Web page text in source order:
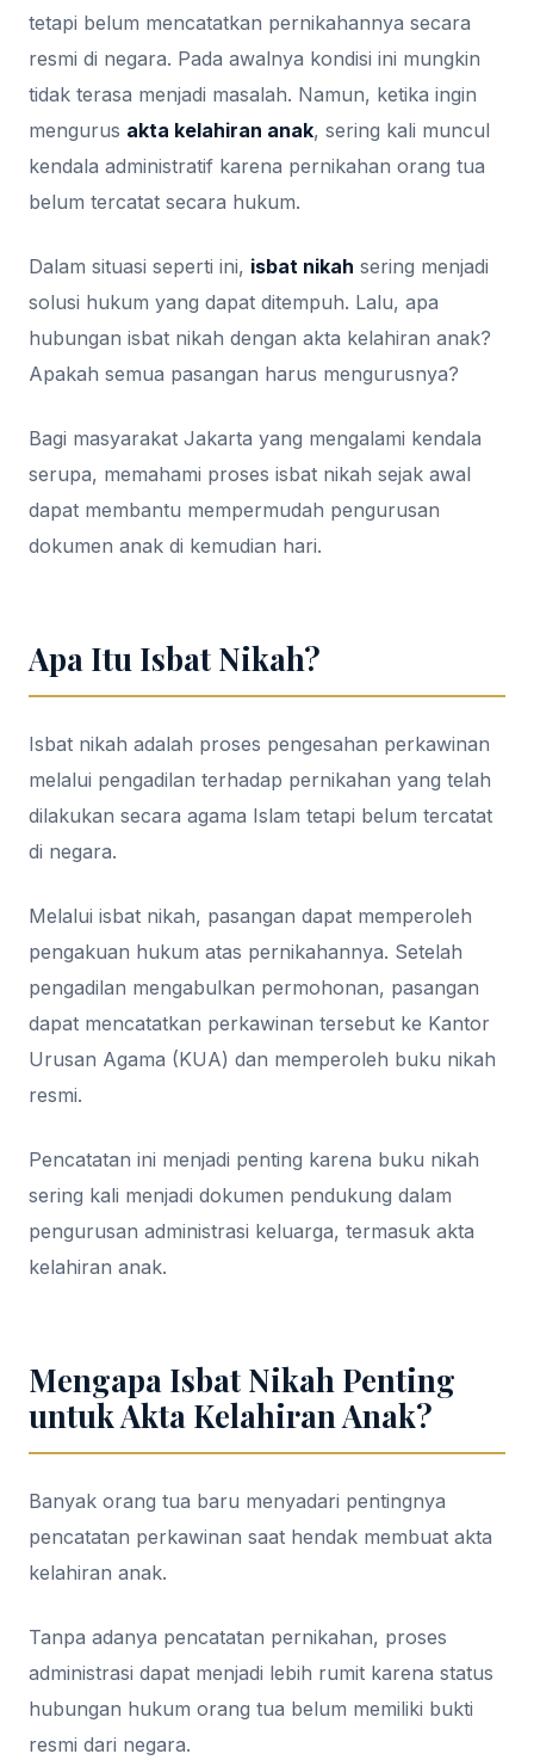
tetapi belum mencatatkan pernikahannya secara
resmi di negara. Pada awalnya kondisi ini mungkin
tidak terasa menjadi masalah. Namun, ketika ingin
mengurus akta kelahiran anak, sering kali muncul
kendala administratif karena pernikahan orang tua
belum tercatat secara hukum.
Dalam situasi seperti ini, isbat nikah sering menjadi
solusi hukum yang dapat ditempuh. Lalu, apa
hubungan isbat nikah dengan akta kelahiran anak?
Apakah semua pasangan harus mengurusnya?
Bagi masyarakat Jakarta yang mengalami kendala
serupa, memahami proses isbat nikah sejak awal
dapat membantu mempermudah pengurusan
dokumen anak di kemudian hari.
Apa Itu Isbat Nikah?
Isbat nikah adalah proses pengesahan perkawinan
melalui pengadilan terhadap pernikahan yang telah
dilakukan secara agama Islam tetapi belum tercatat
di negara.
Melalui isbat nikah, pasangan dapat memperoleh
pengakuan hukum atas pernikahannya. Setelah
pengadilan mengabulkan permohonan, pasangan
dapat mencatatkan perkawinan tersebut ke Kantor
Urusan Agama (KUA) dan memperoleh buku nikah
resmi.
Pencatatan ini menjadi penting karena buku nikah
sering kali menjadi dokumen pendukung dalam
pengurusan administrasi keluarga, termasuk akta
kelahiran anak.
Mengapa Isbat Nikah Penting
untuk Akta Kelahiran Anak?
Banyak orang tua baru menyadari pentingnya
pencatatan perkawinan saat hendak membuat akta
kelahiran anak.
Tanpa adanya pencatatan pernikahan, proses
administrasi dapat menjadi lebih rumit karena status
hubungan hukum orang tua belum memiliki bukti
resmi dari negara.